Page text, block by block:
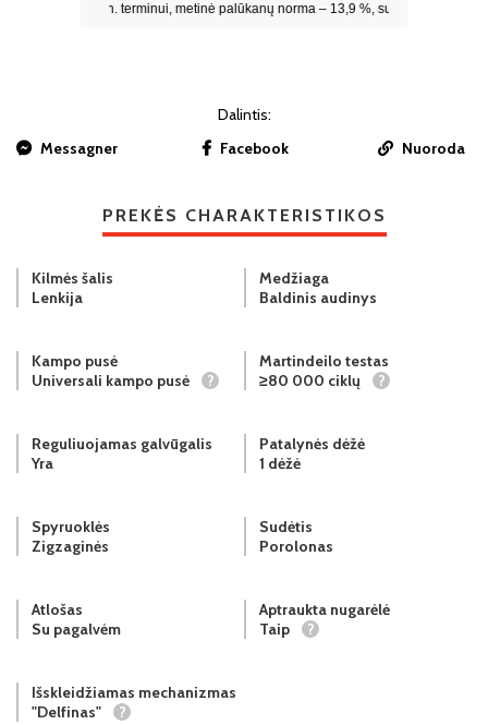
Dalintis:
Messagner
Facebook Nuoroda
PREKĖS CHARAKTERISTIKOS
Kilmės šalis
Lenkija
Medžiaga
Baldinis audinys
Kampo pusė
Universali kampo pusė
?
Martindeilo testas
≥80 000 ciklų
?
Reguliuojamas galvūgalis
Yra
Patalynės dėžė
1 dėžė
Spyruoklės
Zigzaginės
Sudėtis
Porolonas
Atlošas
Su pagalvėm
Aptraukta nugarėlė
Taip
?
Išskleidžiamas mechanizmas
"Delfinas"
?